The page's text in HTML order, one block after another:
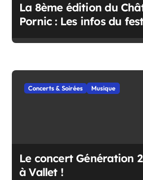
l
a
La 8ème édition du
Pornic : Les infos du
Concerts & Soirées Musique
Le concert Génération
à Vallet !